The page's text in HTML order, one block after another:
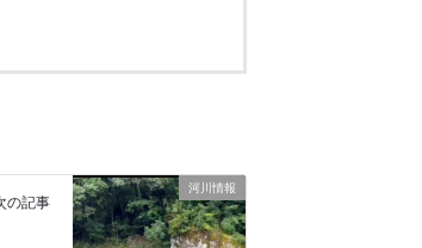
河川情報
の記事